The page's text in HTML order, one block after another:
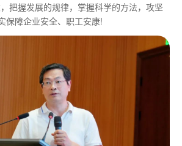
把握发展的规律，掌握科学的方法，攻坚
保障企业安全、职工安康!